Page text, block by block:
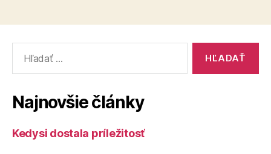
Najnovšie články
Kedysi dostala príležitosť